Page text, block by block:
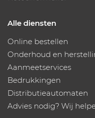
Alle diensten
Online bestellen
Onderhoud en
Aanmeetservices
Bedrukkingen
Distributieautomaten
Advies nodig? Wij